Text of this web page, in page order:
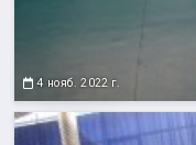
4 нояб. 2022 г.